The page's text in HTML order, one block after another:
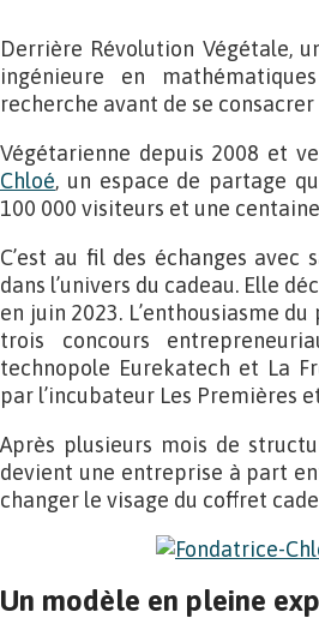
Derrière Révolution Végétale,
ingénieure en
recherche avant de se
Végétarienne depuis 2008 et
Chloé, un espace de partage
100 000 visiteurs et une
C’est au fil des échanges
dans l’univers du cadeau. Elle
en juin 2023. L’enthousiasme
trois concours
technopole Eurekatech et La
par l’incubateur Les Premières
Après plusieurs mois de
devient une entreprise à part
changer le visage du coffret
Un modèle en pleine